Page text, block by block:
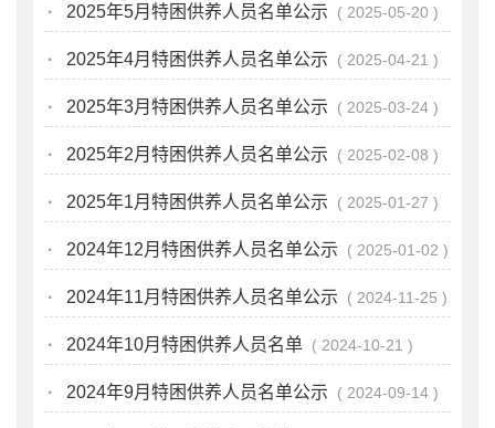
· 2025年5月特困供养人员名单公示 2025-05-20
· 2025年4月特困供养人员名单公示 2025-04-21
· 2025年3月特困供养人员名单公示 2025-03-24
· 2025年2月特困供养人员名单公示 2025-02-08
· 2025年1月特困供养人员名单公示 2025-01-27
· 2024年12月特困供养人员名单公示 2025-01-02
· 2024年11月特困供养人员名单公示 2024-11-25
· 2024年10月特困供养人员名单 2024-10-21
· 2024年9月特困供养人员名单公示 2024-09-14